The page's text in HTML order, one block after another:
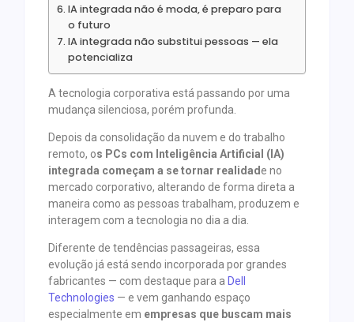
IA integrada não é moda, é preparo para
o futuro
IA integrada não substitui pessoas — ela
potencializa
A tecnologia corporativa está passando por uma
mudança silenciosa, porém profunda.
Depois da consolidação da nuvem e do trabalho
remoto, os PCs com Inteligência Artificial (IA)
integrada começam a se tornar realidade no
mercado corporativo, alterando de forma direta a
maneira como as pessoas trabalham, produzem e
interagem com a tecnologia no dia a dia.
Diferente de tendências passageiras, essa
evolução já está sendo incorporada por grandes
fabricantes — com destaque para a Dell
Technologies — e vem ganhando espaço
especialmente em empresas que buscam mais